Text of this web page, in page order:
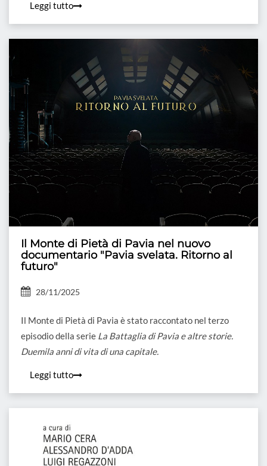
Leggi tutto
Il Monte di Pietà di Pavia nel nuovo
documentario "Pavia svelata. Ritorno al
futuro"
28/11/2025
Il Monte di Pietà di Pavia è stato raccontato nel terzo
episodio della serie La Battaglia di Pavia e altre storie.
Duemila anni di vita di una capitale.
Leggi tutto